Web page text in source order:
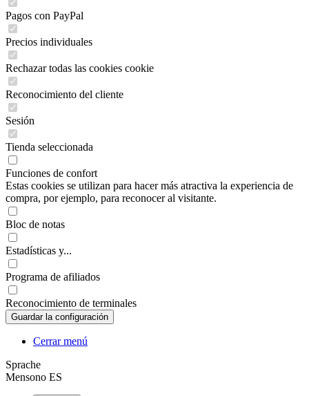
Pagos con PayPal
Precios individuales
Rechazar todas las cookies cookie
Reconocimiento del cliente
Sesión
Tienda seleccionada
Funciones de confort
Estas cookies se utilizan para hacer más atractiva la experiencia de
compra, por ejemplo, para reconocer al visitante.
Bloc de notas
Estadísticas y...
Programa de afiliados
Reconocimiento de terminales
Cerrar menú
Sprache
Mensono ES